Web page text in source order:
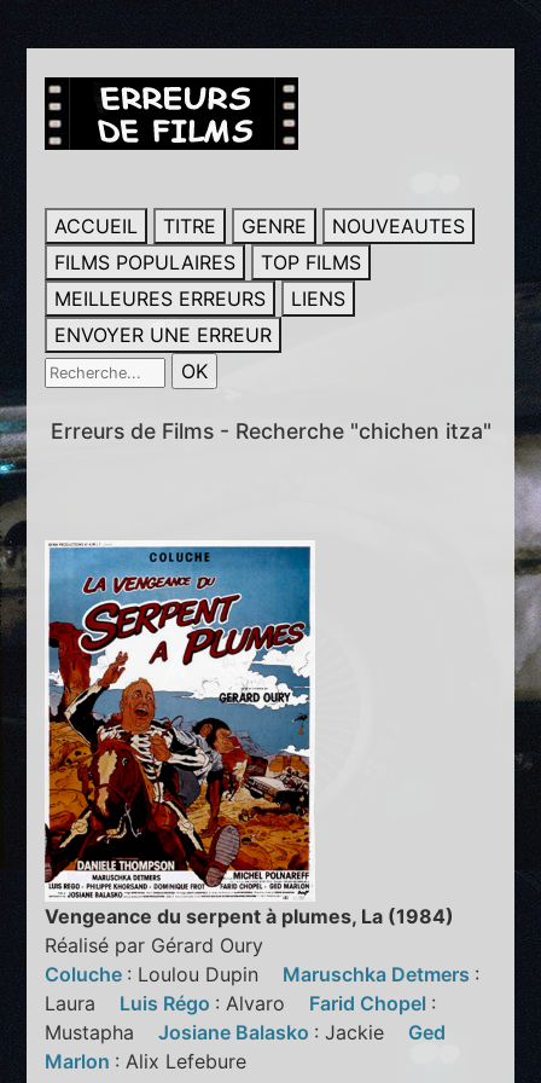
ACCUEIL TITRE GENRE
NOUVEAUTES
FILMS POPULAIRES
TOP FILMS
MEILLEURES ERREURS
LIENS
ENVOYER UNE ERREUR
Erreurs de Films - Recherche "chichen itza"
Vengeance du serpent à plumes, La (1984)
Réalisé par Gérard Oury
Coluche : Loulou Dupin Maruschka Detmers :
Laura Luis Régo : Alvaro Farid Chopel :
MustaphaJosiane Balasko : Jackie Ged
Marlon : Alix Lefebure